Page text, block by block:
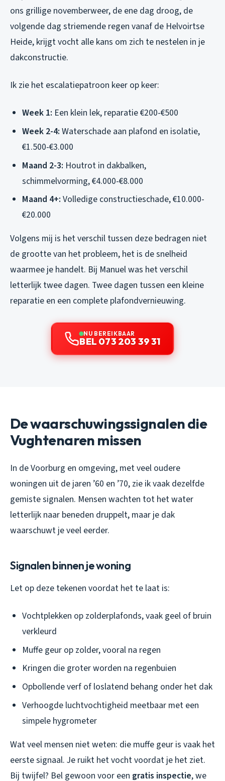
ons grillige novemberweer, de ene dag droog, de
volgende dag striemende regen vanaf de Helvoirtse
Heide, krijgt vocht alle kans om zich te nestelen in je
dakconstructie.
Ik zie het escalatiepatroon keer op keer:
Week 1: Een klein lek, reparatie €200-€500
Week 2-4: Waterschade aan plafond en isolatie,
€1.500-€3.000
Maand 2-3: Houtrot in dakbalken,
schimmelvorming, €4.000-€8.000
Maand 4+: Volledige constructieschade, €10.000-
€20.000
Volgens mij is het verschil tussen deze bedragen niet
de grootte van het probleem, het is de snelheid
waarmee je handelt. Bij Manuel was het verschil
letterlijk twee dagen. Twee dagen tussen een kleine
reparatie en een complete plafondvernieuwing.
NU BEREIKBAAR
BEL 073 203 39 31
De waarschuwingssignalen die
Vughtenaren missen
In de Voorburg en omgeving, met veel oudere
woningen uit de jaren ’60 en ’70, zie ik vaak dezelfde
gemiste signalen. Mensen wachten tot het water
letterlijk naar beneden druppelt, maar je dak
waarschuwt je veel eerder.
Signalen binnen je woning
Let op deze tekenen voordat het te laat is:
Vochtplekken op zolderplafonds, vaak geel of bruin
verkleurd
Muffe geur op zolder, vooral na regen
Kringen die groter worden na regenbuien
Opbollende verf of loslatend behang onder het dak
Verhoogde luchtvochtigheid meetbaar met een
simpele hygrometer
Wat veel mensen niet weten: die muffe geur is vaak het
eerste signaal. Je ruikt het vocht voordat je het ziet.
Bij twijfel? Bel gewoon voor een gratis inspectie, we